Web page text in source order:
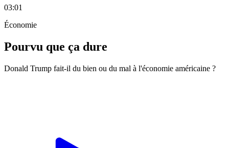
03:01
Économie
Pourvu que ça dure
Donald Trump fait-il du bien ou du mal à l'économie américaine ?